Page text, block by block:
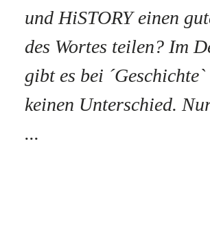
und HiSTORY einen
des Wortes teilen? Im
gibt es bei
keinen Unterschied.
...